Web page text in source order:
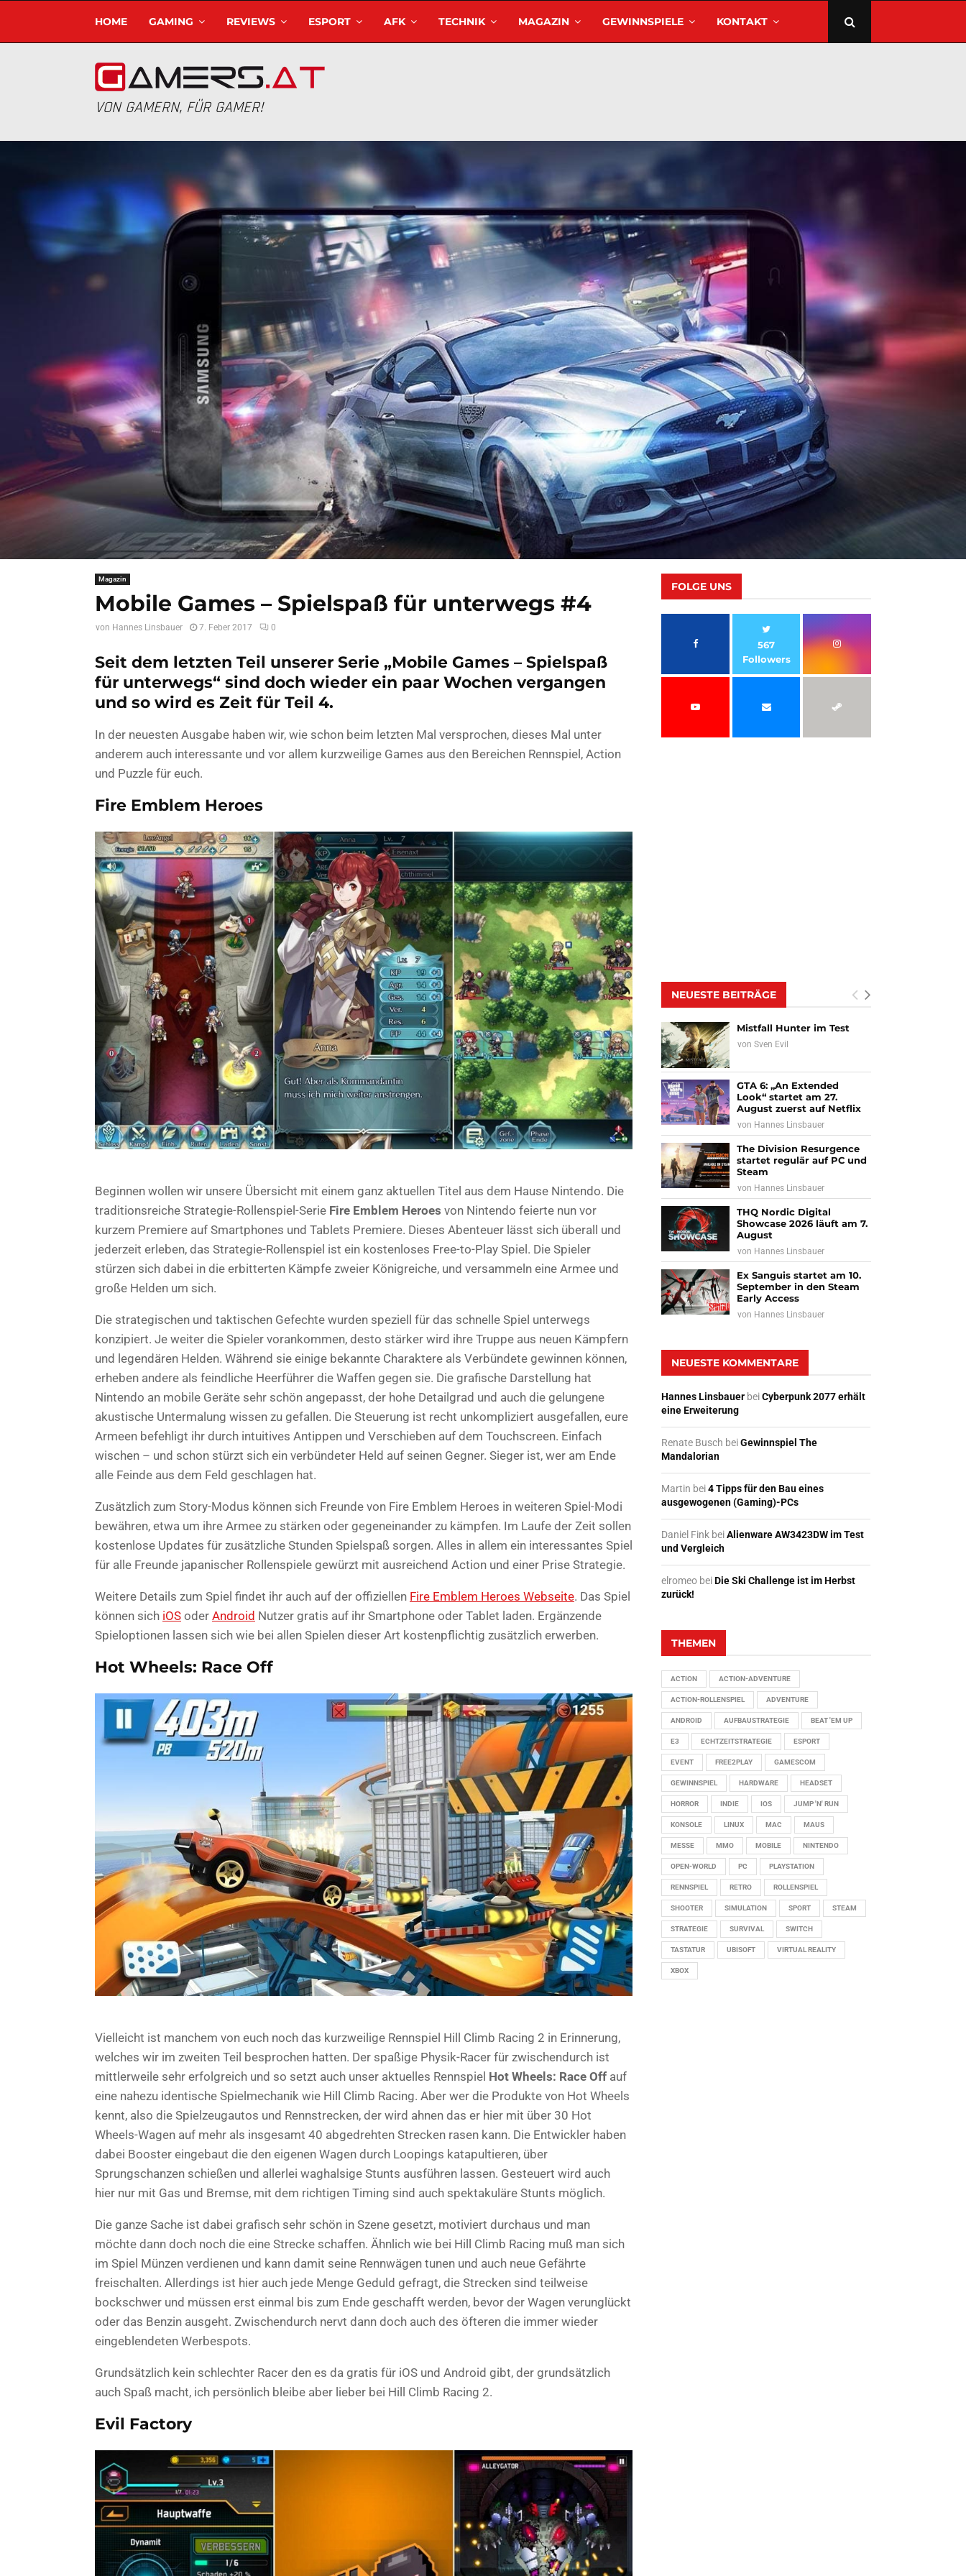
HOME GAMING REVIEWS ESPORT AFK TECHNIK MAGAZIN GEWINNSPIELE KONTAKT
VON GAMERN, FÜR GAMER!
Magazin
Mobile Games – Spielspaß für unterwegs #4
von Hannes Linsbauer 7. Feber 2017 0
Seit dem letzten Teil unserer Serie „Mobile Games – Spielspaß
für unterwegs“ sind doch wieder ein paar Wochen vergangen
und so wird es Zeit für Teil 4.
In der neuesten Ausgabe haben wir, wie schon beim letzten Mal versprochen, dieses Mal unter
anderem auch interessante und vor allem kurzweilige Games aus den Bereichen Rennspiel, Action
und Puzzle für euch.
Fire Emblem Heroes
Beginnen wollen wir unsere Übersicht mit einem ganz aktuellen Titel aus dem Hause Nintendo. Die
traditionsreiche Strategie-Rollenspiel-Serie Fire Emblem Heroes von Nintendo feierte nun vor
kurzem Premiere auf Smartphones und Tablets Premiere. Dieses Abenteuer lässt sich überall und
jederzeit erleben, das Strategie-Rollenspiel ist ein kostenloses Free-to-Play Spiel. Die Spieler
stürzen sich dabei in die erbitterten Kämpfe zweier Königreiche, und versammeln eine Armee und
große Helden um sich.
Die strategischen und taktischen Gefechte wurden speziell für das schnelle Spiel unterwegs
konzipiert. Je weiter die Spieler vorankommen, desto stärker wird ihre Truppe aus neuen Kämpfern
und legendären Helden. Während sie einige bekannte Charaktere als Verbündete gewinnen können,
erheben andere als feindliche Heerführer die Waffen gegen sie. Die grafische Darstellung hat
Nintendo an mobile Geräte sehr schön angepasst, der hohe Detailgrad und auch die gelungene
akustische Untermalung wissen zu gefallen. Die Steuerung ist recht unkompliziert ausgefallen, eure
Armeen befehligt ihr durch intuitives Antippen und Verschieben auf dem Touchscreen. Einfach
wischen – und schon stürzt sich ein verbündeter Held auf seinen Gegner. Sieger ist, wer am Ende
alle Feinde aus dem Feld geschlagen hat.
Zusätzlich zum Story-Modus können sich Freunde von Fire Emblem Heroes in weiteren Spiel-Modi
bewähren, etwa um ihre Armee zu stärken oder gegeneinander zu kämpfen. Im Laufe der Zeit sollen
kostenlose Updates für zusätzliche Stunden Spielspaß sorgen. Alles in allem ein interessantes Spiel
für alle Freunde japanischer Rollenspiele gewürzt mit ausreichend Action und einer Prise Strategie.
Weitere Details zum Spiel findet ihr auch auf der offiziellen Fire Emblem Heroes Webseite. Das Spiel
können sich iOS oder Android Nutzer gratis auf ihr Smartphone oder Tablet laden. Ergänzende
Spieloptionen lassen sich wie bei allen Spielen dieser Art kostenpflichtig zusätzlich erwerben.
Hot Wheels: Race Off
Vielleicht ist manchem von euch noch das kurzweilige Rennspiel Hill Climb Racing 2 in Erinnerung,
welches wir im zweiten Teil besprochen hatten. Der spaßige Physik-Racer für zwischendurch ist
mittlerweile sehr erfolgreich und so setzt auch unser aktuelles Rennspiel Hot Wheels: Race Off auf
eine nahezu identische Spielmechanik wie Hill Climb Racing. Aber wer die Produkte von Hot Wheels
kennt, also die Spielzeugautos und Rennstrecken, der wird ahnen das er hier mit über 30 Hot
Wheels-Wagen auf mehr als insgesamt 40 abgedrehten Strecken rasen kann. Die Entwickler haben
dabei Booster eingebaut die den eigenen Wagen durch Loopings katapultieren, über
Sprungschanzen schießen und allerlei waghalsige Stunts ausführen lassen. Gesteuert wird auch
hier nur mit Gas und Bremse, mit dem richtigen Timing sind auch spektakuläre Stunts möglich.
Die ganze Sache ist dabei grafisch sehr schön in Szene gesetzt, motiviert durchaus und man
möchte dann doch noch die eine Strecke schaffen. Ähnlich wie bei Hill Climb Racing muß man sich
im Spiel Münzen verdienen und kann damit seine Rennwägen tunen und auch neue Gefährte
freischalten. Allerdings ist hier auch jede Menge Geduld gefragt, die Strecken sind teilweise
bockschwer und müssen erst einmal bis zum Ende geschafft werden, bevor der Wagen verunglückt
oder das Benzin ausgeht. Zwischendurch nervt dann doch auch des öfteren die immer wieder
eingeblendeten Werbespots.
Grundsätzlich kein schlechter Racer den es da gratis für iOS und Android gibt, der grundsätzlich
auch Spaß macht, ich persönlich bleibe aber lieber bei Hill Climb Racing 2.
Evil Factory
FOLGE UNS
567
Followers
NEUESTE BEITRÄGE
Mistfall Hunter im Test
vonSven Evil
GTA 6: „An Extended
Look“ startet am 27.
August zuerst auf Netflix
von Hannes Linsbauer
The Division Resurgence
startet regulär auf PC und
Steam
von Hannes Linsbauer
THQ Nordic Digital
Showcase 2026 läuft am 7.
August
von Hannes Linsbauer
Ex Sanguis startet am 10.
September in den Steam
Early Access
von Hannes Linsbauer
NEUESTE KOMMENTARE
Hannes Linsbauer beiCyberpunk 2077 erhält
eine Erweiterung
Renate Busch beiGewinnspiel The
Mandalorian
Martin bei4 Tipps für den Bau eines
ausgewogenen (Gaming)-PCs
Daniel Fink beiAlienware AW3423DW im Test
und Vergleich
elromeo beiDie Ski Challenge ist im Herbst
zurück!
THEMEN
ACTION ACTION-ADVENTURE
ACTION-ROLLENSPIEL ADVENTURE
ANDROID AUFBAUSTRATEGIE BEAT 'EM UP
E3 ECHTZEITSTRATEGIE ESPORT
EVENT FREE2PLAY GAMESCOM
GEWINNSPIEL HARDWARE HEADSET
HORROR INDIE IOS JUMP 'N' RUN
KONSOLE LINUX MAC MAUS
MESSE MMO MOBILE NINTENDO
OPEN-WORLD PC PLAYSTATION
RENNSPIEL RETRO ROLLENSPIEL
SHOOTER SIMULATION SPORT STEAM
STRATEGIE SURVIVAL SWITCH
TASTATUR UBISOFT VIRTUAL REALITY
XBOX